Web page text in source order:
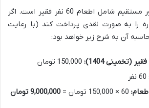
این نوع کفاره به طور مستقیم شامل اطعام 60 نفر فقیر است. اگر
را به صورت نقدی پرداخت کند (با رعایت
آن به شرح زیر خواهد بود:
(تخمینی 1404):
9,000,000 تومان